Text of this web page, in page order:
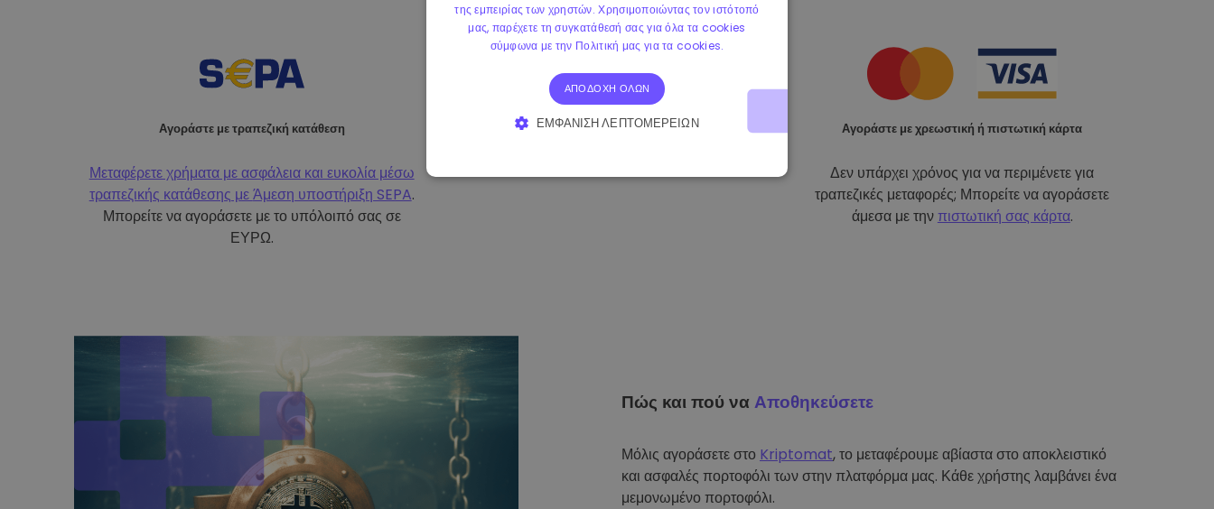
Αγοράστε με τραπεζική κατάθεση
Μεταφέρετε χρήματα με ασφάλεια και ευκολία μέσω
τραπεζικής κατάθεσης μεΆμεση υποστήριξη SEPA.
Μπορείτε να αγοράσετε με το υπόλοιπό σας σε
ΕΥΡΩ.
Αγοράστε με χρεωστική ή πιστωτική κάρτα
Δεν υπάρχει χρόνος για να περιμένετε για
τραπεζικές μεταφορές; Μπορείτε να αγοράσετε
άμεσα με τηνπιστωτική σας κάρτα.
Πώς και πού ναΑποθηκεύσετε
Μόλις αγοράσετε στο Kriptomat, το μεταφέρουμε αβίαστα στο αποκλειστικό
και ασφαλές πορτοφόλι των στην πλατφόρμα μας. Κάθε χρήστης λαμβάνει ένα
μεμονωμένο πορτοφόλι.
της εμπειρίας των χρηστών. Χρησιμοποιώντας τον ιστότοπό
μας, παρέχετε τη συγκατάθεσή σας για όλα τα cookies
σύμφωνα με την Πολιτική μας για τα cookies.
ΑΠΟΔΟΧΉ ΌΛΩΝ
ΕΜΦΆΝΙΣΗ ΛΕΠΤΟΜΕΡΕΙΏΝ